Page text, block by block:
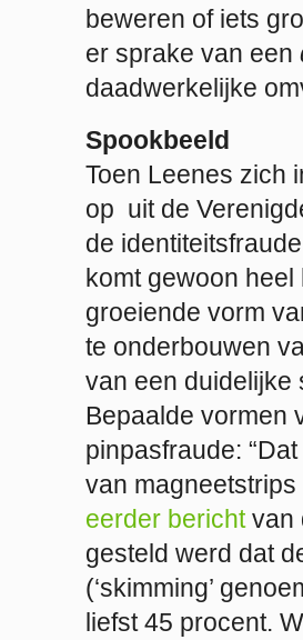
beweren of iets
er sprake van een
daadwerkelijke
Spookbeeld
Toen Leenes zich
op uit de
de
komt gewoon heel
groeiende vorm
te onderbouwen
van een duidelijke
Bepaalde vormen
pinpasfraude:
van
eerder berichtvan
gesteld werd dat
(‘skimming’
liefst 45 procent.